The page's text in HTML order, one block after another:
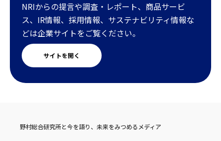
NRIからの提言や調査・レポート、商品サービ
ス、IR情報、採用情報、サステナビリティ情報な
どは企業サイトをご覧ください。
サイトを開く
野村総合研究所と今を語り、未来をみつめるメディア